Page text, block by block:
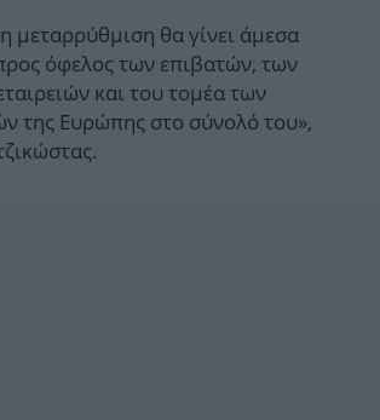
μεταρρύθμιση θα γίνει άμεσα
όφελος των επιβατών, των
και του τομέα των
της Ευρώπης στο σύνολό του»,